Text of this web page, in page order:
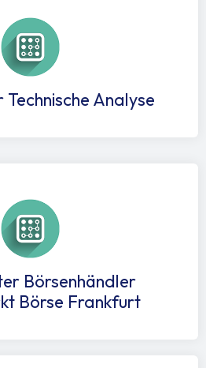
Analyse
Börsenhändler
Börse Frankfurt